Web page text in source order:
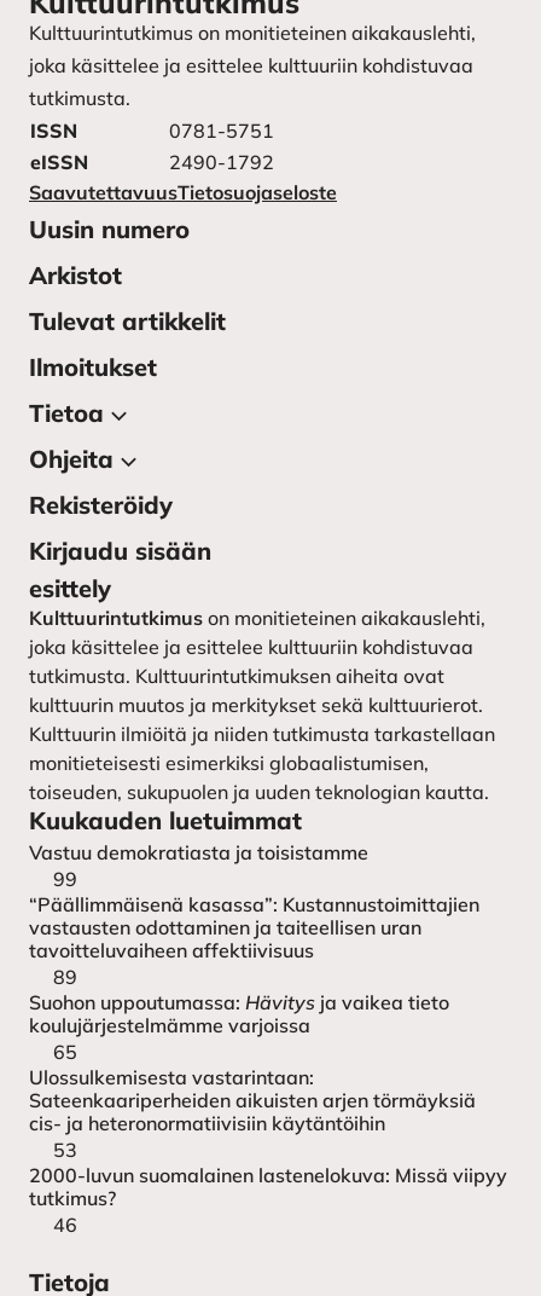
Kulttuurintutkimus on monitieteinen aikakauslehti,
joka käsittelee ja esittelee kulttuuriin kohdistuvaa
tutkimusta.
ISSN
0781-5751
eISSN
2490-1792
SaavutettavuusTietosuojaseloste
Uusin numero
Arkistot
Tulevat artikkelit
Ilmoitukset
Tietoa
Tietoa julkaisusta
Lehden toimitus
Kulttuurintutkimuksen
seura
Ohjeita
Kirjoittajan ohjeet
Kirjoittajaohjeet ruotsiksi –
instruktioner till författarna
Lähetä käsikirjoitus
Rekisteröidy
Kirjaudu sisään
esittely
Kulttuurintutkimus on monitieteinen aikakauslehti,
joka käsittelee ja esittelee kulttuuriin kohdistuvaa
tutkimusta. Kulttuurintutkimuksen aiheita ovat
kulttuurin muutos ja merkitykset sekä kulttuurierot.
Kulttuurin ilmiöitä ja niiden tutkimusta tarkastellaan
monitieteisesti esimerkiksi globaalistumisen,
toiseuden, sukupuolen ja uuden teknologian kautta.
Kuukauden luetuimmat
Vastuu demokratiasta ja toisistamme
99
“Päällimmäisenä kasassa”: Kustannustoimittajien
vastausten odottaminen ja taiteellisen uran
tavoitteluvaiheen affektiivisuus
89
Suohon uppoutumassa: Hävitys ja vaikea tieto
koulujärjestelmämme varjoissa
65
Ulossulkemisesta vastarintaan:
Sateenkaariperheiden aikuisten arjen törmäyksiä
cis- ja heteronormatiivisiin käytäntöihin
53
2000-luvun suomalainen lastenelokuva: Missä viipyy
tutkimus?
46
Tietoja